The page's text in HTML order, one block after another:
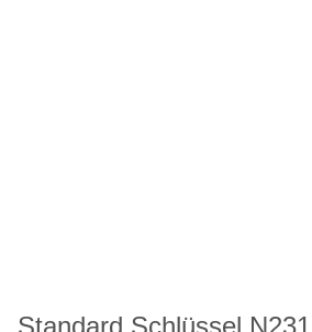
Standard Schlüssel N231